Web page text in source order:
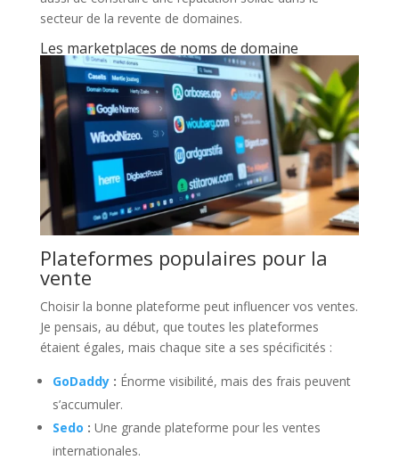
secteur de la revente de domaines.
Les marketplaces de noms de domaine
Plateformes populaires pour la
vente
Choisir la bonne plateforme peut influencer vos ventes.
Je pensais, au début, que toutes les plateformes
étaient égales, mais chaque site a ses spécificités :
GoDaddy: Énorme visibilité, mais des frais peuvent
s’accumuler.
Sedo : Une grande plateforme pour les ventes
internationales.